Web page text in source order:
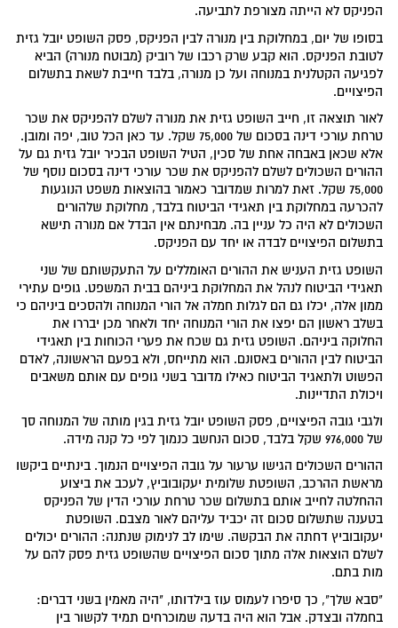
הפניקס לא הייתה מצורפת לתביעה.
בסופו של יום, במחלוקת בין מנורה לבין הפניקס, פסק השופט יובל גזית
לטובת הפניקס. הוא קבע שרק רכבו של רוביק (מבוטח מנורה) הביא
לפגיעה הקטלנית במנוחה ועל כן מנורה, בלבד חייבת לשאת בתשלום
הפיצויים.
לאור תוצאה זו, חייב השופט גזית את מנורה לשלם להפניקס את שכר
טרחת עורכי דינה בסכום של 75,000 שקל. עד כאן הכל טוב, יפה ומובן.
אלא שכאן באבחה אחת של סכין, הטיל השופט הבכיר יובל גזית גם על
ההורים השכולים לשלם להפניקס את שכר עורכי דינה בסכום נוסף של
75,000 שקל. זאת למרות שמדובר כאמור בהוצאות משפט הנוגעות
להכרעה במחלוקת בין תאגידי הביטוח בלבד, מחלוקת שלהורים
השכולים לא היה כל עניין בה. מבחינתם אין הבדל אם מנורה תישא
בתשלום הפיצויים לבדה או יחד עם הפניקס.
השופט גזית העניש את ההורים האומללים על התעקשותם של שני
תאגידי הביטוח לנהל את המחלוקת ביניהם בבית המשפט. גופים עתירי
ממון אלה, יכלו גם הם לגלות חמלה אל הורי המנוחה ולהסכים ביניהם כי
בשלב ראשון הם יפצו את הורי המנוחה יחד ולאחר מכן יבררו את
החלוקה ביניהם. השופט גזית גם שכח את פערי הכוחות בין תאגידי
הביטוח לבין ההורים באסונם. הוא מתייחס, ולא בפעם הראשונה, לאדם
הפשוט ולתאגיד הביטוח כאילו מדובר בשני גופים עם אותם משאבים
ויכולת התדיינות.
ולגבי גובה הפיצויים, פסק השופט יובל גזית בגין מותה של המנוחה סך
של 976,000 שקל בלבד, סכום הנחשב כנמוך לפי כל קנה מידה.
ההורים השכולים הגישו ערעור על גובה הפיצויים הנמוך. בינתיים ביקשו
מראשת ההרכב, השופטת שלומית יעקובוביץ, לעכב את ביצוע
ההחלטה לחייב אותם בתשלום שכר טרחת עורכי הדין של הפניקס
בטענה שתשלום סכום זה יכביד עליהם לאור מצבם. השופטת
יעקובוביץ דחתה את הבקשה. שימו לב לנימוק שנתנה: ההורים יכולים
לשלם הוצאות אלה מתוך סכום הפיצויים שהשופט גזית פסק להם על
מות בתם.
"סבא שלך", כך סיפרו לעמוס עוז בילדותו, "היה מאמין בשני דברים:
בחמלה ובצדק. אבל הוא היה בדעה שמוכרחים תמיד לקשור בין